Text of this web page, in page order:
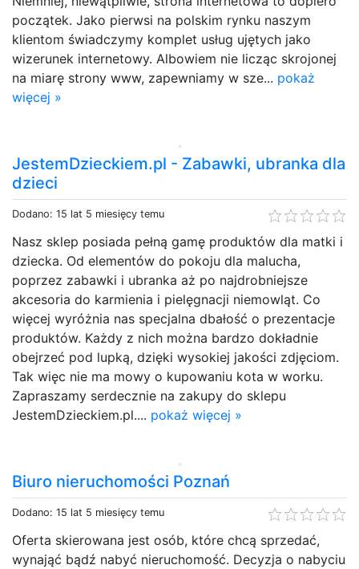
początek. Jako pierwsi na polskim rynku naszym
klientom świadczymy komplet usług ujętych jako
wizerunek internetowy. Albowiem nie licząc skrojonej
na miarę strony www, zapewniamy w sze... pokaż
więcej »
JestemDzieckiem.pl - Zabawki, ubranka dla
dzieci
Dodano: 15 lat 5 miesięcy temu
Nasz sklep posiada pełną gamę produktów dla matki i
dziecka. Od elementów do pokoju dla malucha,
poprzez zabawki i ubranka aż po najdrobniejsze
akcesoria do karmienia i pielęgnacji niemowląt. Co
więcej wyróżnia nas specjalna dbałość o prezentacje
produktów. Każdy z nich można bardzo dokładnie
obejrzeć pod lupką, dzięki wysokiej jakości zdjęciom.
Tak więc nie ma mowy o kupowaniu kota w worku.
Zapraszamy serdecznie na zakupy do sklepu
JestemDzieckiem.pl.... pokaż więcej »
Biuro nieruchomości Poznań
Dodano: 15 lat 5 miesięcy temu
Oferta skierowana jest osób, które chcą sprzedać,
wynająć bądź nabyć nieruchomość. Decyzja o nabyciu